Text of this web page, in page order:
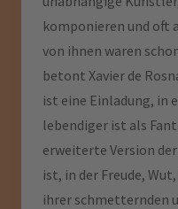
komponieren und oft
von ihnen waren
betont Xavier de
ist eine Einladung, in
lebendiger ist als
erweiterte Version
ist, in der Freude,
ihrer schmetternden